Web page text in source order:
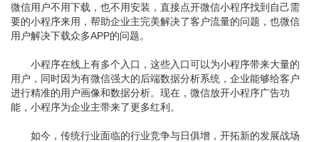
微信用户不用下载，也不用安装，直接点开微信小程序找到自己需
要的小程序来用，帮助企业主完美解决了客户流量的问题，也微信
用户解决下载众多APP的问题。
小程序在线上有多个入口，这些入口可以为小程序带来大量的
用户，同时因为有微信强大的后端数据分析系统，企业能够给客户
进行精准的用户画像和数据分析。现在，微信放开小程序广告功
能，小程序为企业主带来了更多红利。
如今，传统行业面临的行业竞争与日俱增，开拓新的发展战场